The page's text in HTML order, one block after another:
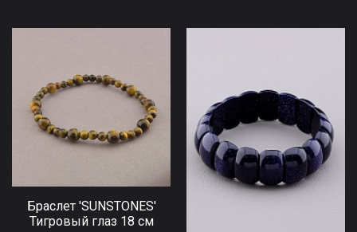
Браслет 'SUNSTONES'
Тигровый глаз 18 см